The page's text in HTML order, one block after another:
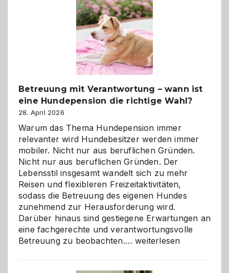
Betreuung mit Verantwortung – wann ist
eine Hundepension die richtige Wahl?
28. April 2026
Warum das Thema Hundepension immer
relevanter wird Hundebesitzer werden immer
mobiler. Nicht nur aus beruflichen Gründen.
Nicht nur aus beruflichen Gründen. Der
Lebensstil insgesamt wandelt sich zu mehr
Reisen und flexibleren Freizeitaktivitäten,
sodass die Betreuung des eigenen Hundes
zunehmend zur Herausforderung wird.
Darüber hinaus sind gestiegene Erwartungen an
eine fachgerechte und verantwortungsvolle
Betreuung zu beobachten.…Betreuung
weiterlesen